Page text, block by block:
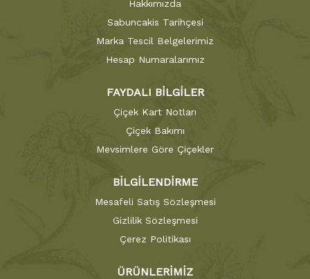
Hakkımızda
Sabuncakis Tarihçesi
Marka Tescil Belgelerimiz
Hesap Numaralarımız
FAYDALI BİLGİLER
Çiçek Kart Notları
Çiçek Bakımı
Mevsimlere Göre Çiçekler
BİLGİLENDİRME
Mesafeli Satış Sözleşmesi
Gizlilik Sözleşmesi
Çerez Politikası
ÜRÜNLERİMİZ